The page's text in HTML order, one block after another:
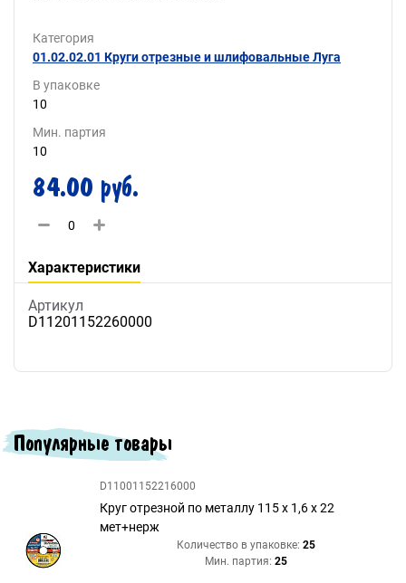
Категория
01.02.02.01 Круги отрезные и шлифовальные Луга
В упаковке
10
Мин. партия
10
84.00 руб.
Характеристики
Артикул
D11201152260000
Популярные товары
D11001152216000
Круг отрезной по металлу 115 х 1,6 х 22
мет+нерж
Количество в упаковке: 25
Мин. партия: 25